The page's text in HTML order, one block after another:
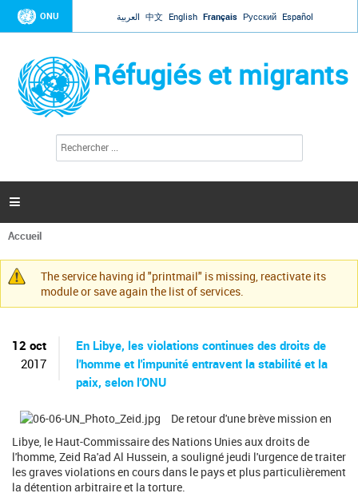
Jump to navigation
ONU العربية 中文 English Français Русский Español
Réfugiés et migrants
l
c
h

Vous
êtes
ici
Accueil
Message
d'avertissement
The service having id "printmail" is missing, reactivate its
module or save again the list of services.
12 oct
2017
En Libye, les violations continues des droits de
l'homme et l'impunité entravent la stabilité et la
paix, selon l'ONU
De retour d'une brève mission en
Libye, le Haut-Commissaire des Nations Unies aux droits de
l'homme, Zeid Ra'ad Al Hussein, a souligné jeudi l'urgence de traiter
les graves violations en cours dans le pays et plus particulièrement
la détention arbitraire et la torture.